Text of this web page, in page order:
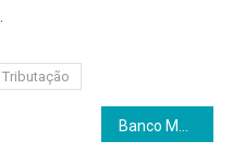
Tributação